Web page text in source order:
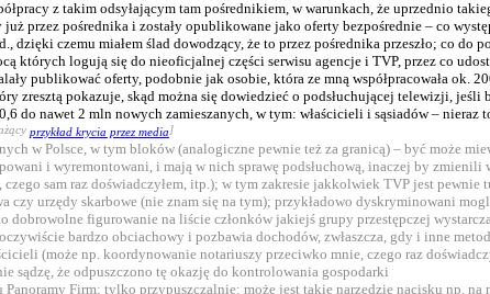
z takim odsyłającym tam pośrednikiem, w warunkach, że uprzednio
już przez pośrednika i zostały opublikowane jako oferty bezpośrednie – co
czemu miałem ślad dowodzący, że to przez pośrednika przeszło; co
których logują się do nieoficjalnej części serwisu agencje i TVP, przez co
publikować oferty, podobnie jak osobie, która ze mną współpracowała ok.
zresztą pokazuje, skąd można się dowiedzieć o podsłuchującej telewizji, jeśli
do nawet 2 mln nowych zamieszanych, w tym: właścicieli i sąsiadów –
przykład krycia przez media]
w Polsce, w tym bloków (analogiczne pewnie też za granicą) – być może
i wyremontowani, i mają w nich sprawę podsłuchową, inaczej by
sam raz doświadczyłem, itp.); w tym zakresie jakkolwiek TVP jest
czy urzędy skarbowe (nie znam się na tym); przykładowo dyskryminowani
dobrowolne figurowanie na liście członków jakiejś grupy przestępczej
bardzo obciachowy i pozbawia dochodów, zwłaszcza, gdy i inne
(może np. koordynowanie notariuszy przeciwko mnie, czego raz
sądzę, że odpuszczono tę okazję do kontrolowania gospodarki
Firm; tylko przypuszczalnie: może jest takie narzędzie nacisku np.